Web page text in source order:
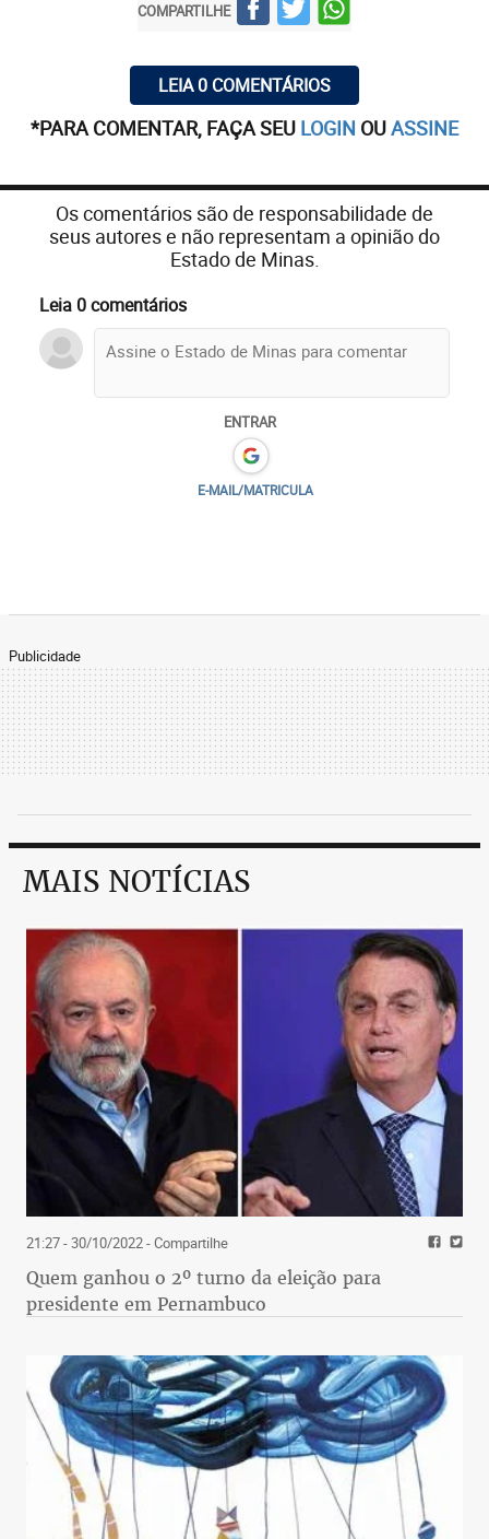
COMPARTILHE
LEIA 0 COMENTÁRIOS
*PARA COMENTAR, FAÇA SEU LOGIN OUASSINE
Os comentários são de responsabilidade de
seus autores e não representam a opinião do
Estado de Minas.
Leia 0 comentários
ENTRAR
E-MAIL/MATRICULA
Publicidade
MAIS NOTÍCIAS
21:27 - 30/10/2022- Compartilhe
Quem ganhou o 2º turno da eleição para
presidente em Pernambuco